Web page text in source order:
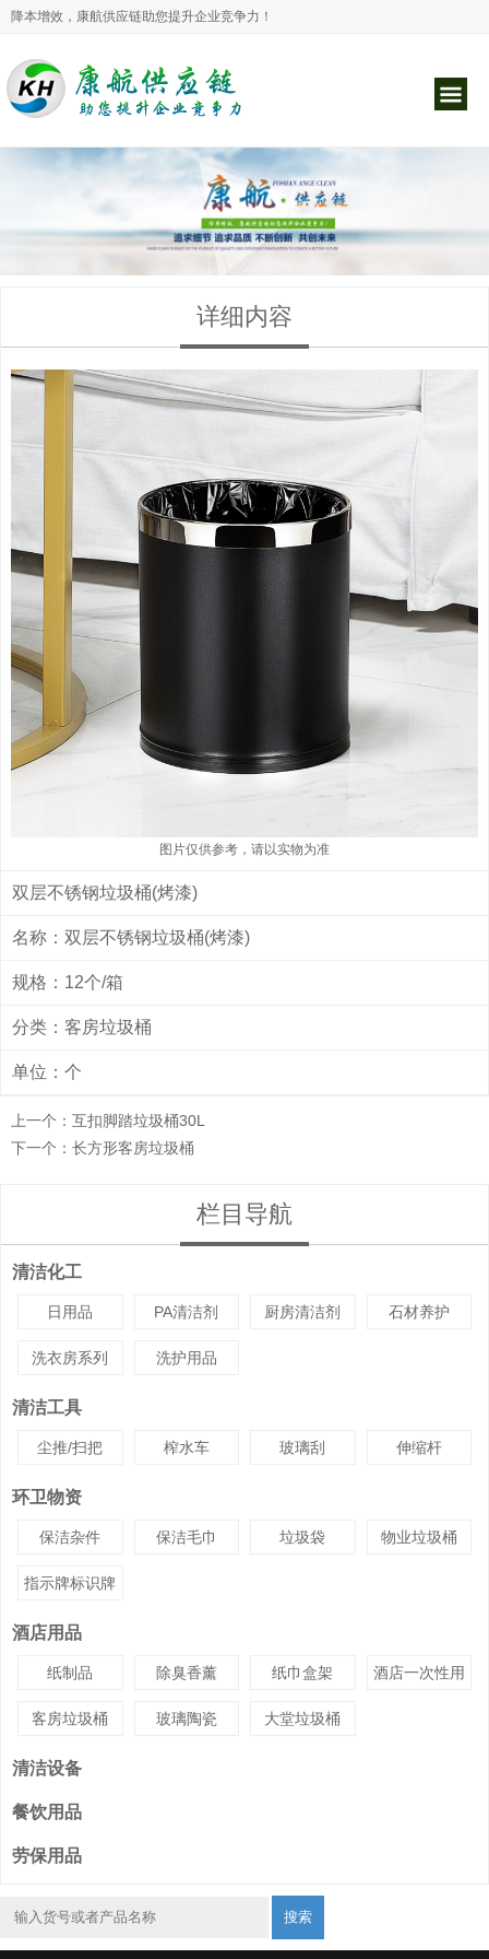
降本增效，康航供应链助您提升企业竞争力！
详细内容
图片仅供参考，请以实物为准
双层不锈钢垃圾桶(烤漆)
名称：双层不锈钢垃圾桶(烤漆)
规格：12个/箱
分类： 客房垃圾桶
单位：个
上一个： 互扣脚踏垃圾桶30L
下一个： 长方形客房垃圾桶
栏目导航
清洁化工
日用品 PA清洁剂 厨房清洁剂 石材养护
洗衣房系列 洗护用品
清洁工具
尘推/扫把 榨水车 玻璃刮 伸缩杆
环卫物资
保洁杂件 保洁毛巾 垃圾袋 物业垃圾桶
指示牌标识牌
酒店用品
纸制品 除臭香薰 纸巾盒架
酒店一次性用
客房垃圾桶 玻璃陶瓷 大堂垃圾桶
清洁设备
餐饮用品
劳保用品
搜索